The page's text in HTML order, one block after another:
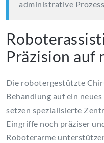
administrative
Präzision auf
Die robotergestützte
Behandlung auf ein
setzen spezialisierte
Eingriffe noch präziser
Roboterarme